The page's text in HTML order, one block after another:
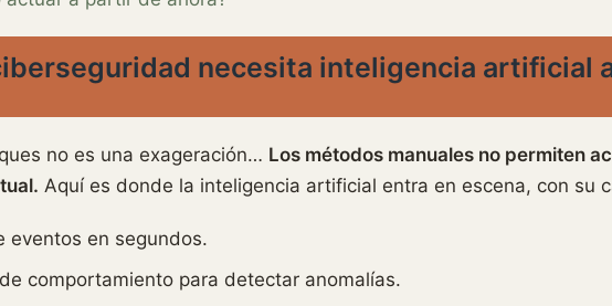
necesita inteligencia artificial
no es una exageración… Los métodos manuales no permiten
Aquí es donde la inteligencia artificial entra en escena, con su
eventos en segundos.
comportamiento para detectar anomalías.